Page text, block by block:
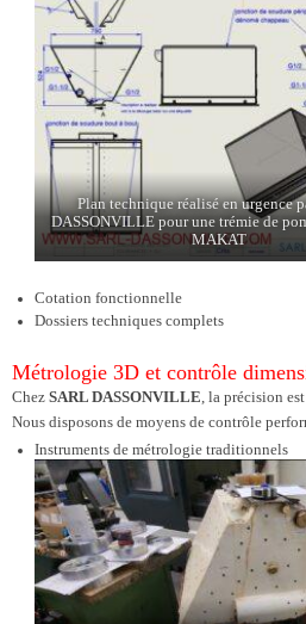
Plan technique réalisé en urgence
DASSONVILLE pour une trémie de
MAKAT
Cotation fonctionnelle
Dossiers techniques complets
Métrologie 3D et contrôle
Chez SARL DASSONVILLE , la précision
Nous disposons de moyens de contrôle
Instruments de métrologie traditionnels